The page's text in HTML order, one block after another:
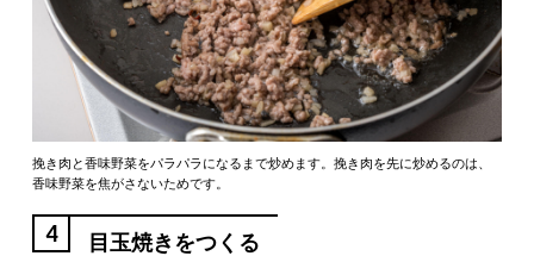
挽き肉と香味野菜をパラパラになるまで炒めます。挽き肉を先に炒めるのは、
香味野菜を焦がさないためです。
4 目玉焼きをつくる